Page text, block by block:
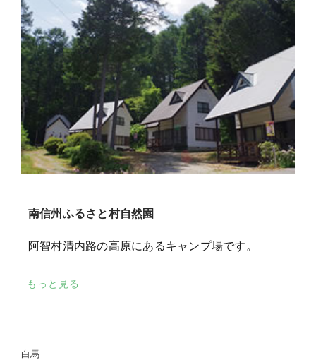
南信州ふるさと村自然園
阿智村清内路の高原にあるキャンプ場です。
もっと見る
白馬